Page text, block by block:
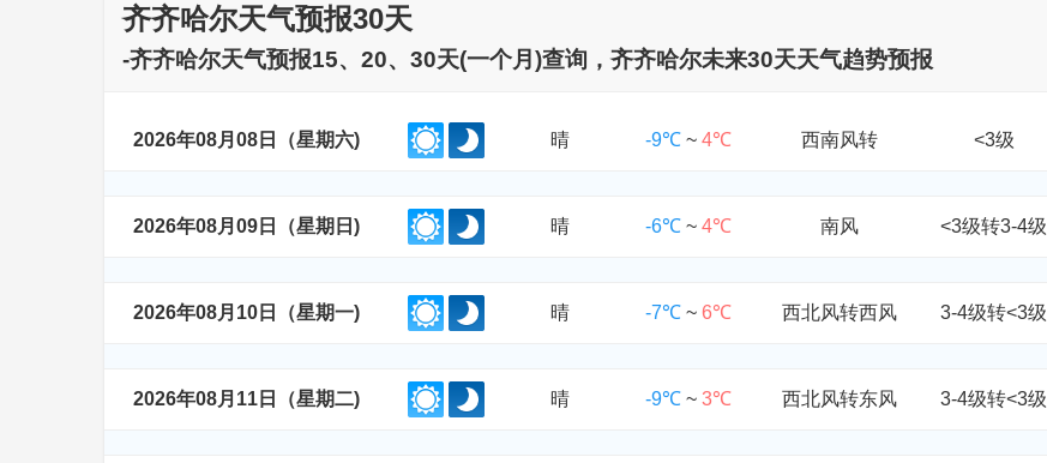
齐齐哈尔天气预报30天
-齐齐哈尔天气预报15、20、30天(一个月)查询，齐齐哈尔未来30天天气趋势预报
2026年08月08日（星期六) 晴 -9℃ ~ 4℃ 西南风转 <3级
2026年08月09日（星期日) 晴 -6℃ ~ 4℃ 南风 <3级转3-4级
2026年08月10日（星期一) 晴 -7℃ ~ 6℃ 西北风转西风 3-4级转<3级
2026年08月11日（星期二) 晴 -9℃ ~ 3℃ 西北风转东风 3-4级转<3级